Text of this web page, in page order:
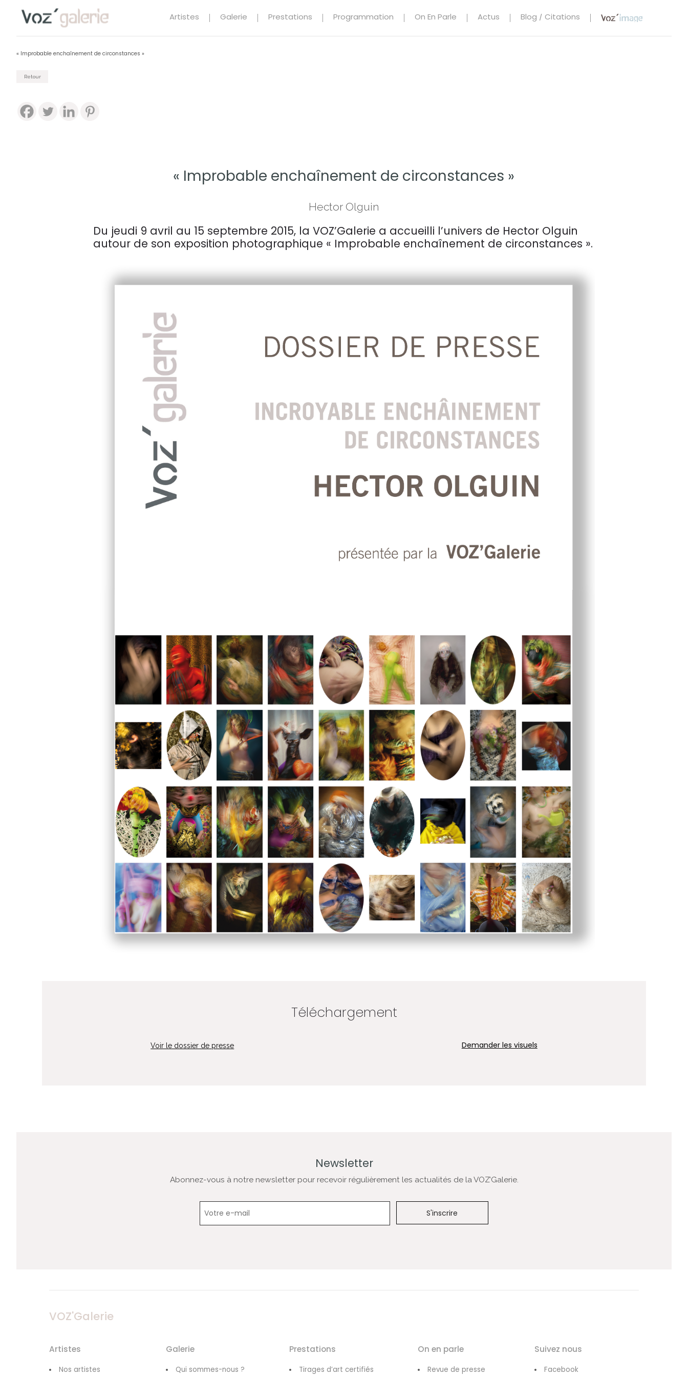
Artistes Galerie Prestations Programmation On En Parle Actus Blog / Citations
« Improbable enchaînement de circonstances »
Retour
« Improbable enchaînement de circonstances »
Hector Olguin
Du jeudi 9 avril au 15 septembre 2015, la VOZ’Galerie a accueilli l’univers de Hector Olguin
autour de son exposition photographique « Improbable enchaînement de circonstances ».
Téléchargement
Voir le dossier de presse Demander les visuels
Newsletter
Abonnez-vous à notre newsletter pour recevoir régulièrement les actualités de la VOZ’Galerie.
VOZ'Galerie
Artistes
Nos artistes
Galerie
Qui sommes-nous ?
Prestations
Tirages d’art certifiés
On en parle
Revue de presse
Suivez nous
Facebook